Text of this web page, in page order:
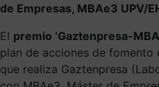
de Empresas, MBAe3 UPV/
El premio ‘Gaztenpresa-
plan de acciones de fomento
que realiza Gaztenpresa